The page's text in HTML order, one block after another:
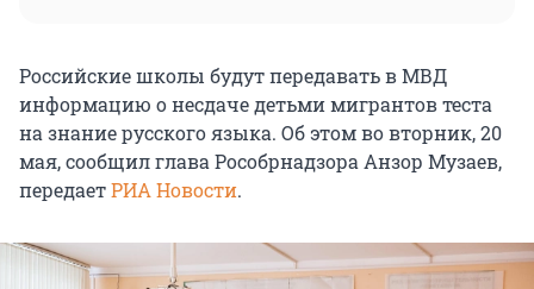
Российские школы будут передавать в МВД
информацию о несдаче детьми мигрантов теста
на знание русского языка. Об этом во вторник, 20
мая, сообщил глава Рособрнадзора Анзор Музаев,
передаетРИА Новости.